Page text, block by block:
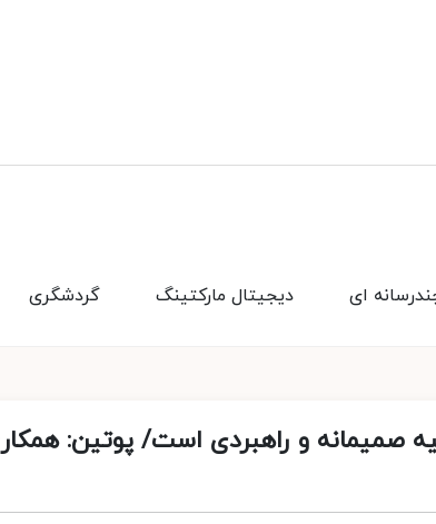
گردشگری دیجیتال مارکتینگ ای
صمیمانه و راهبردی است/ پوتین: